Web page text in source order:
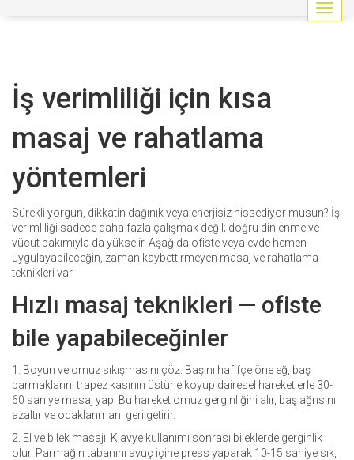
G
e
a
İş verimliliği için kısa
masaj ve rahatlama
yöntemleri
Sürekli yorgun, dikkatin dağınık veya enerjisiz hissediyor musun? İş
verimliliği sadece daha fazla çalışmak değil; doğru dinlenme ve
vücut bakımıyla da yükselir. Aşağıda ofiste veya evde hemen
uygulayabileceğin, zaman kaybettirmeyen masaj ve rahatlama
teknikleri var.
Hızlı masaj teknikleri — ofiste
bile yapabileceğinler
1. Boyun ve omuz sıkışmasını çöz: Başını hafifçe öne eğ, baş
parmaklarını trapez kasının üstüne koyup dairesel hareketlerle 30-
60 saniye masaj yap. Bu hareket omuz gerginliğini alır, baş ağrısını
azaltır ve odaklanmanı geri getirir.
2. El ve bilek masajı: Klavye kullanımı sonrası bileklerde gerginlik
olur. Parmağın tabanını avuç içine press yaparak 10-15 saniye sık,